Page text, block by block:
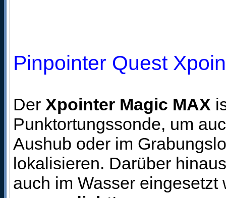
Pinpointer Quest
Der Xpointer Magic MAX
Punktortungssonde, um
Aushub oder im
lokalisieren. Darüber
auch im Wasser